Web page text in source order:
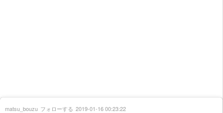
matsu_bouzu フォローする 2019-01-16 00:23:22